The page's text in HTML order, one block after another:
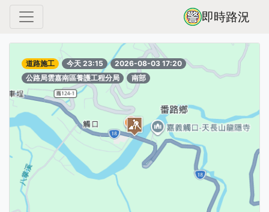
即時路況
道路施工 今天 23:15
2026-08-03 17:20
公路局雲嘉南區養護工程分局
南部